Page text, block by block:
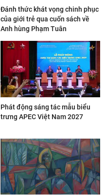
Đánh thức khát vọng chinh phục
của giới trẻ qua cuốn sách về
Anh hùng Phạm Tuân
Phát động sáng tác mẫu biểu
trưng APEC Việt Nam 2027